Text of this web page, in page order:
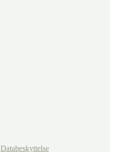
Databeskyttelse